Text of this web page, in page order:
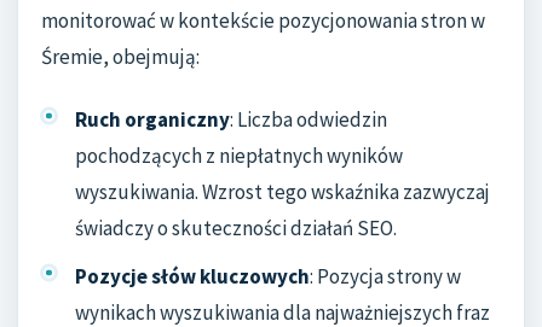
monitorować w kontekście pozycjonowania stron w
Śremie, obejmują:
Ruch organiczny: Liczba odwiedzin
pochodzących z niepłatnych wyników
wyszukiwania. Wzrost tego wskaźnika zazwyczaj
świadczy o skuteczności działań SEO.
Pozycje słów kluczowych: Pozycja strony w
wynikach wyszukiwania dla najważniejszych fraz